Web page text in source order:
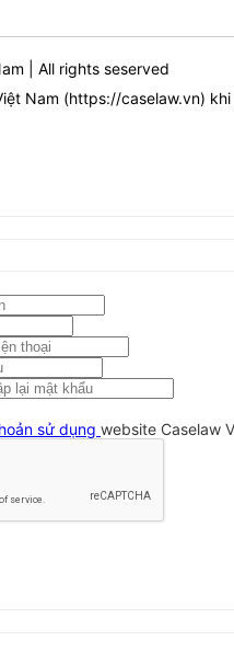
| All rights seserved
Nam (https://caselaw.vn)
sử dụng website Caselaw